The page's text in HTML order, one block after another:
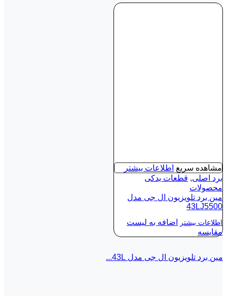
مشاهده سریع اطلاعات بیشتر
برد اصلی, قطعات یدکی
محصولات
مین برد تلویزیون ال جی مدل
43LJ5500
اطلاعات بیشتر
اضافه به لیست
مقایسه
مین برد تلویزیون ال جی مدل 43L...